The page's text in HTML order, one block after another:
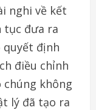
nghi về kết
tục đưa ra
quyết định
điều chỉnh
chúng không
lý đã tạo ra